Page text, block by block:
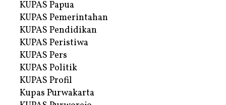
KUPAS Papua
KUPAS Pemerintahan
KUPAS Pendidikan
KUPAS Peristiwa
KUPAS Pers
KUPAS Politik
KUPAS Profil
Kupas Purwakarta